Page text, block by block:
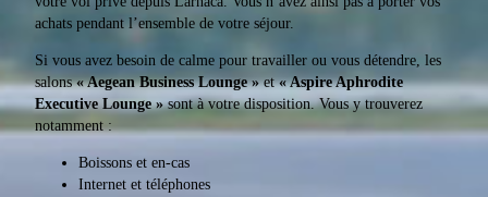
achats pendant l’ensemble de votre séjour.
Si vous avez besoin de calme pour travailler ou vous détendre, les
salons« Aegean Business Lounge »et« Aspire Aphrodite
Executive Lounge »sont à votre disposition. Vous y trouverez
notamment :
Boissons et en-cas
Internet et téléphones